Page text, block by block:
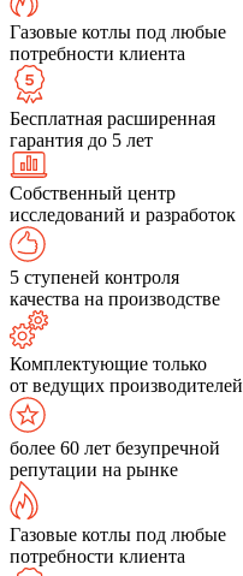
Газовые котлы под любые
потребности клиента
Бесплатная расширенная
гарантия до 5 лет
Собственный центр
исследований и разработок
5 ступеней контроля
качества на производстве
Комплектующие только
от ведущих производителей
более 60 лет безупречной
репутации на рынке
Газовые котлы под любые
потребности клиента